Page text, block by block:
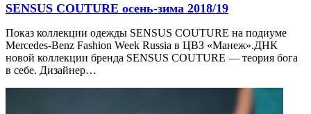
SENSUS COUTURE осень-зима 2018/19
Показ коллекции одежды SENSUS COUTURE на подиуме
Mercedes-Benz Fashion Week Russia в ЦВЗ «Манеж».ДНК
новой коллекции бренда SENSUS COUTURE — теория бога
в себе. Дизайнер…